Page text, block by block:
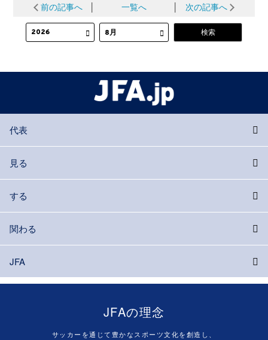
前の記事へ 一覧へ 次の記事へ
代表
見る
する
関わる
JFA
JFAの理念
サッカーを通じて豊かなスポーツ文化を創造し、